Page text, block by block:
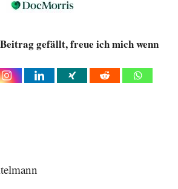
gefällt, freue ich mich wenn